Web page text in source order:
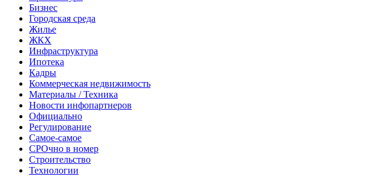
Бизнес
Городская среда
Жилье
ЖКХ
Инфраструктура
Ипотека
Кадры
Коммерческая недвижимость
Материалы / Техника
Новости инфопартнеров
Официально
Регулирование
Самое-самое
СРОчно в номер
Строительство
Технологии